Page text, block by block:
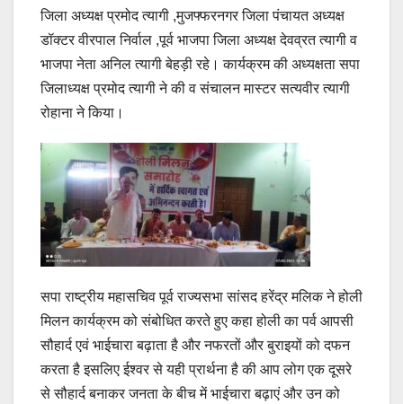
जिला अध्यक्ष प्रमोद त्यागी ,मुजफ्फरनगर जिला पंचायत अध्यक्ष
डॉक्टर वीरपाल निर्वाल ,पूर्व भाजपा जिला अध्यक्ष देवव्रत त्यागी व
भाजपा नेता अनिल त्यागी बेहड़ी रहे। कार्यक्रम की अध्यक्षता सपा
जिलाध्यक्ष प्रमोद त्यागी ने की व संचालन मास्टर सत्यवीर त्यागी
रोहाना ने किया।
सपा राष्ट्रीय महासचिव पूर्व राज्यसभा सांसद हरेंद्र मलिक ने होली
मिलन कार्यक्रम को संबोधित करते हुए कहा होली का पर्व आपसी
सौहार्द एवं भाईचारा बढ़ाता है और नफरतों और बुराइयों को दफन
करता है इसलिए ईश्वर से यही प्रार्थना है की आप लोग एक दूसरे
से सौहार्द बनाकर जनता के बीच में भाईचारा बढ़ाएं और उन को